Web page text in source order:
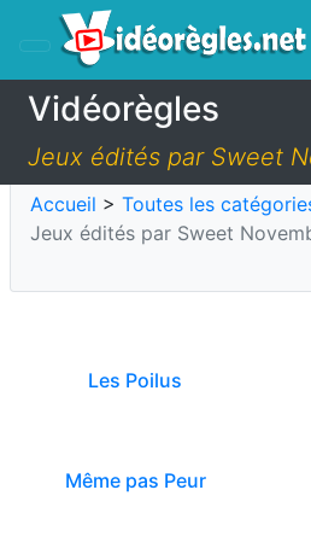
Vidéorègles
Jeux édités par Sweet
Accueil > Toutes les
Jeux édités par Sweet
Les Poilus
Même pas Peur